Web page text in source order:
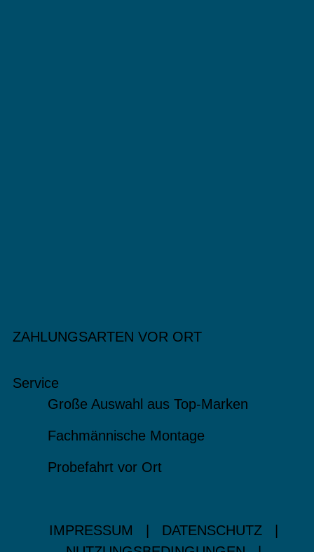
ZAHLUNGSARTEN VOR ORT
Service
Große Auswahl aus Top-Marken
Fachmännische Montage
Probefahrt vor Ort
IMPRESSUM DATENSCHUTZ